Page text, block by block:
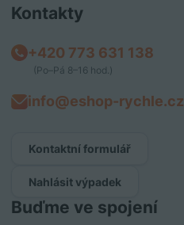
Kontakty
+420 773 631 138
(Po–Pá 8–16 hod.)
info@eshop-rychle.cz
Kontaktní formulář
Nahlásit výpadek
Buďme ve spojení